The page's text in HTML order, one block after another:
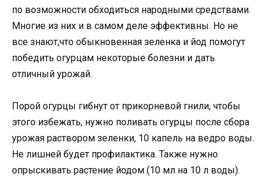
по возможности обходиться народными средствами.
Многие из них и в самом деле эффективны. Но не
все знают,что обыкновенная зеленка и йод помогут
победить огурцам некоторые болезни и дать
отличный урожай.
Порой огурцы гибнут от прикорневой гнили, чтобы
этого избежать, нужно поливать огурцы после сбора
урожая раствором зеленки, 10 капель на ведро воды.
Не лишней будет профилактика. Также нужно
опрыскивать растение йодом (10 мл на 10 л воды).